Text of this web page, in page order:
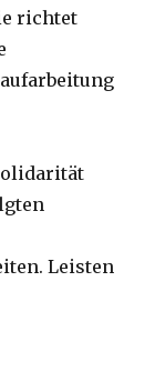
richtet
Leisten